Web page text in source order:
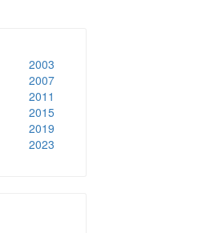
2003
2007
2011
2015
2019
2023